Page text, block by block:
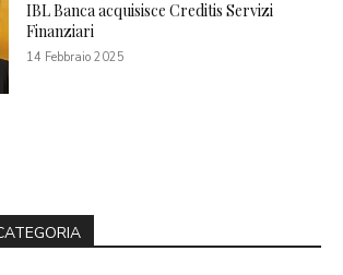
IBL Banca acquisisce Creditis Servizi
Finanziari
14 Febbraio 2025